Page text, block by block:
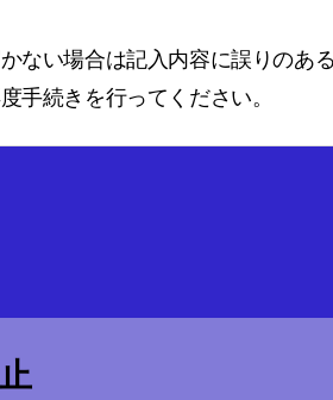
ない場合は記入内容に誤りのあ
手続きを行ってください。